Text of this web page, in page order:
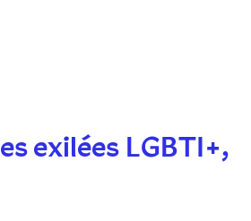
exilées LGBTI+,